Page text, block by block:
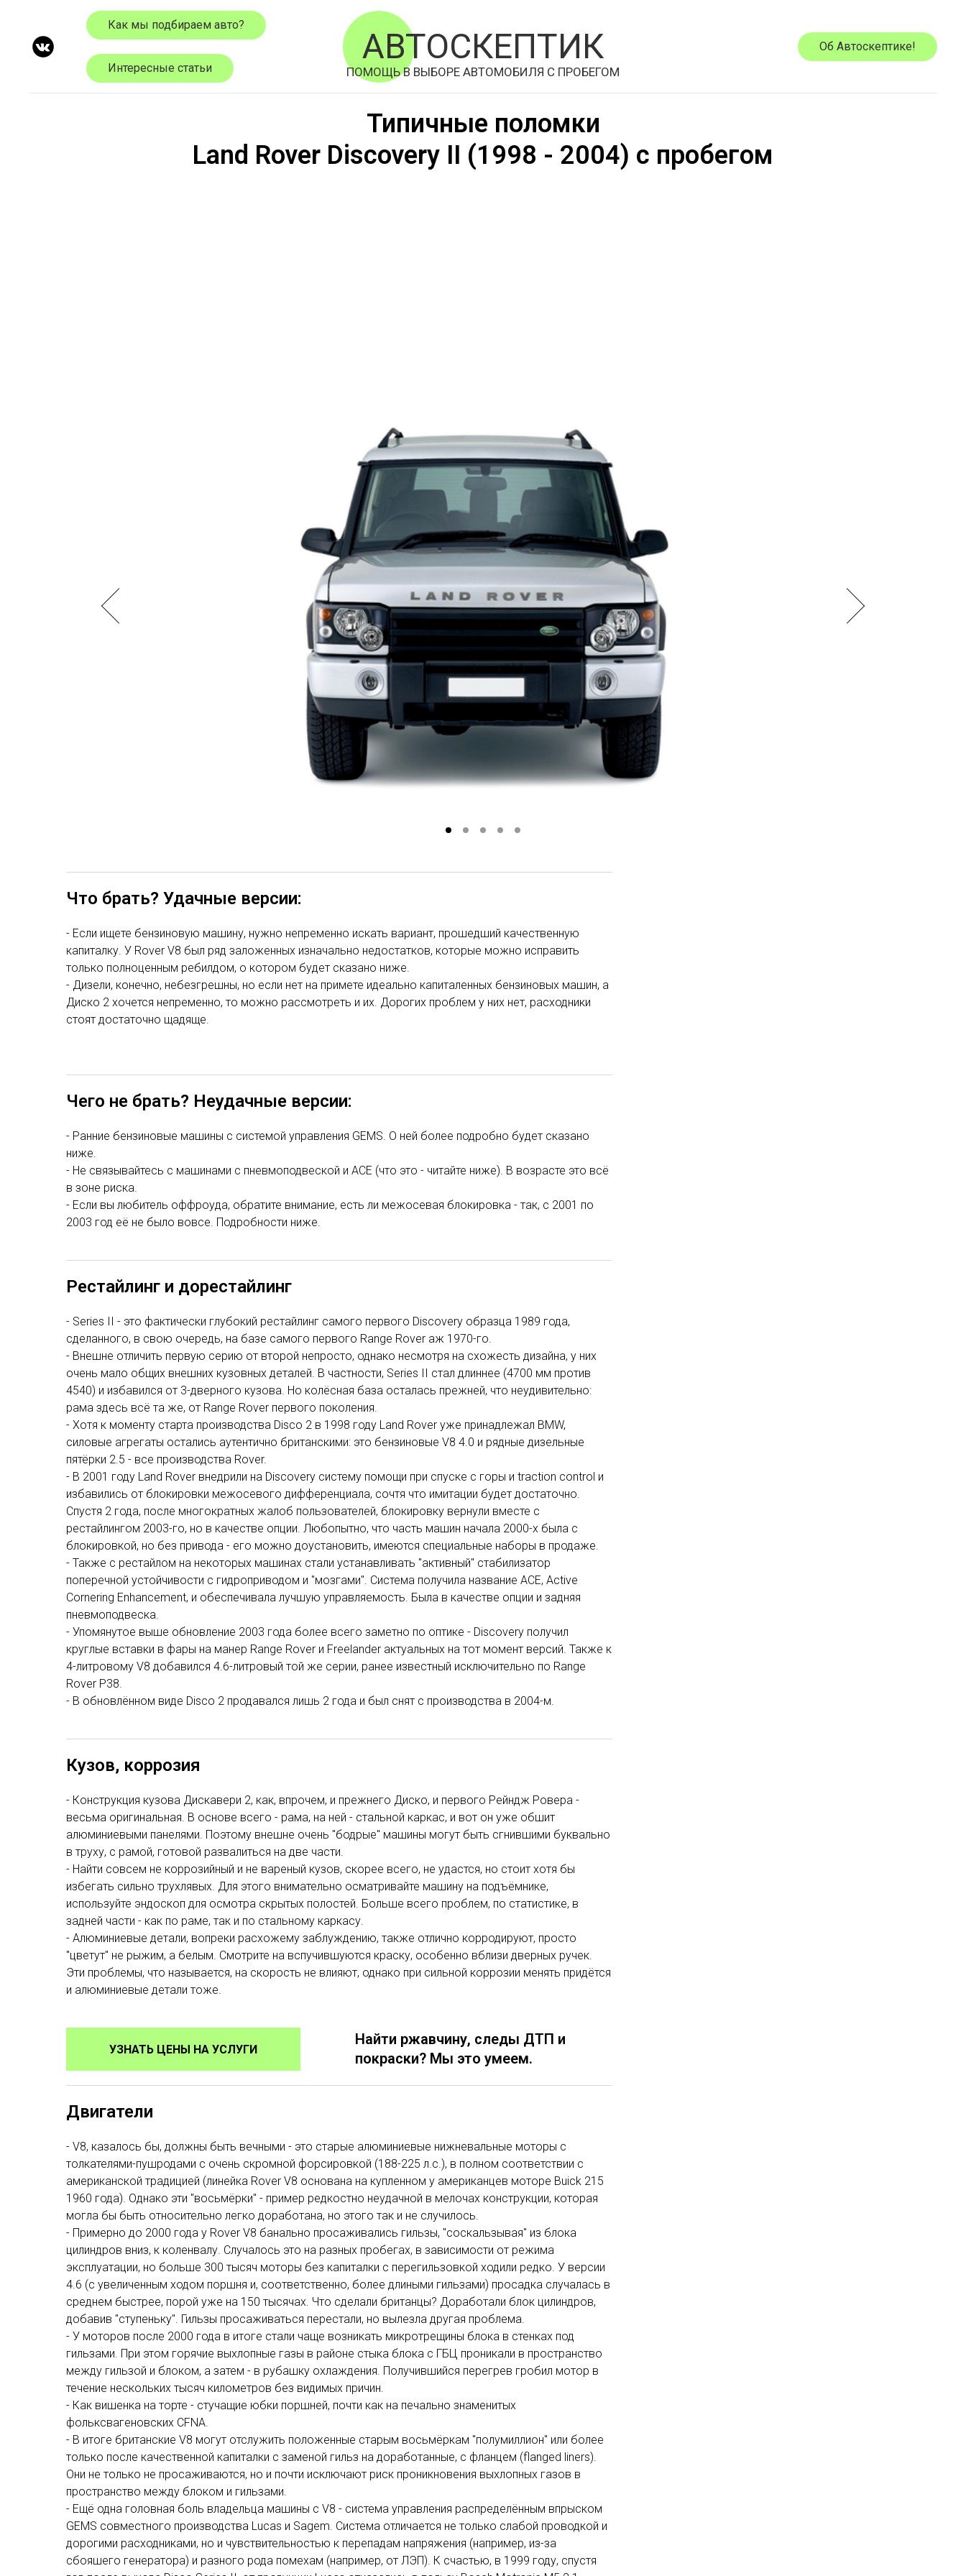
АВТОСКЕПТИК
ПОМОЩЬ В ВЫБОРЕ АВТОМОБИЛЯ С ПРОБЕГОМ
Как мы подбираем авто?
Интересные статьи
Об Автоскептике!
Типичные поломки
Land Rover Discovery II (1998 - 2004) с пробегом
Что брать? Удачные версии:
- Если ищете бензиновую машину, нужно непременно искать вариант, прошедший качественную
капиталку. У Rover V8 был ряд заложенных изначально недостатков, которые можно исправить
только полноценным ребилдом, о котором будет сказано ниже.
- Дизели, конечно, небезгрешны, но если нет на примете идеально капиталенных бензиновых машин, а
Диско 2 хочется непременно, то можно рассмотреть и их. Дорогих проблем у них нет, расходники
стоят достаточно щадяще.
Чего не брать? Неудачные версии:
- Ранние бензиновые машины с системой управления GEMS. О ней более подробно будет сказано
ниже.
- Не связывайтесь с машинами с пневмоподвеской и ACE (что это - читайте ниже). В возрасте это всё
в зоне риска.
- Если вы любитель оффроуда, обратите внимание, есть ли межосевая блокировка - так, с 2001 по
2003 год её не было вовсе. Подробности ниже.
Рестайлинг и дорестайлинг
- Series II - это фактически глубокий рестайлинг самого первого Discovery образца 1989 года,
сделанного, в свою очередь, на базе самого первого Range Rover аж 1970-го.
- Внешне отличить первую серию от второй непросто, однако несмотря на схожесть дизайна, у них
очень мало общих внешних кузовных деталей. В частности, Series II стал длиннее (4700 мм против
4540) и избавился от 3-дверного кузова. Но колёсная база осталась прежней, что неудивительно:
рама здесь всё та же, от Range Rover первого поколения.
- Хотя к моменту старта производства Disco 2 в 1998 году Land Rover уже принадлежал BMW,
силовые агрегаты остались аутентично британскими: это бензиновые V8 4.0 и рядные дизельные
пятёрки 2.5 - все производства Rover.
- В 2001 году Land Rover внедрили на Discovery систему помощи при спуске с горы и traction control и
избавились от блокировки межосевого дифференциала, сочтя что имитации будет достаточно.
Спустя 2 года, после многократных жалоб пользователей, блокировку вернули вместе с
рестайлингом 2003-го, но в качестве опции. Любопытно, что часть машин начала 2000-х была с
блокировкой, но без привода - его можно доустановить, имеются специальные наборы в продаже.
- Также с рестайлом на некоторых машинах стали устанавливать "активный" стабилизатор
поперечной устойчивости с гидроприводом и "мозгами". Система получила название ACE, Active
Cornering Enhancement, и обеспечивала лучшую управляемость. Была в качестве опции и задняя
пневмоподвеска.
- Упомянутое выше обновление 2003 года более всего заметно по оптике - Discovery получил
круглые вставки в фары на манер Range Rover и Freelander актуальных на тот момент версий. Также к
4-литровому V8 добавился 4.6-литровый той же серии, ранее известный исключительно по Range
Rover P38.
- В обновлённом виде Disco 2 продавался лишь 2 года и был снят с производства в 2004-м.
Кузов, коррозия
- Конструкция кузова Дискавери 2, как, впрочем, и прежнего Диско, и первого Рейндж Ровера -
весьма оригинальная. В основе всего - рама, на ней - стальной каркас, и вот он уже обшит
алюминиевыми панелями. Поэтому внешне очень "бодрые" машины могут быть сгнившими буквально
в труху, с рамой, готовой развалиться на две части.
- Найти совсем не коррозийный и не вареный кузов, скорее всего, не удастся, но стоит хотя бы
избегать сильно трухлявых. Для этого внимательно осматривайте машину на подъёмнике,
используйте эндоскоп для осмотра скрытых полостей. Больше всего проблем, по статистике, в
задней части - как по раме, так и по стальному каркасу.
- Алюминиевые детали, вопреки расхожему заблуждению, также отлично корродируют, просто
"цветут" не рыжим, а белым. Смотрите на вспучившуются краску, особенно вблизи дверных ручек.
Эти проблемы, что называется, на скорость не влияют, однако при сильной коррозии менять придётся
и алюминиевые детали тоже.
УЗНАТЬ ЦЕНЫ НА УСЛУГИ
Найти ржавчину, следы ДТП и
покраски? Мы это умеем.
Двигатели
- V8, казалось бы, должны быть вечными - это старые алюминиевые нижневальные моторы с
толкателями-пушродами с очень скромной форсировкой (188-225 л.с.), в полном соответствии с
американской традицией (линейка Rover V8 основана на купленном у американцев моторе Buick 215
1960 года). Однако эти "восьмёрки" - пример редкостно неудачной в мелочах конструкции, которая
могла бы быть относительно легко доработана, но этого так и не случилось.
- Примерно до 2000 года у Rover V8 банально просаживались гильзы, "соскальзывая" из блока
цилиндров вниз, к коленвалу. Случалось это на разных пробегах, в зависимости от режима
эксплуатации, но больше 300 тысяч моторы без капиталки с перегильзовкой ходили редко. У версии
4.6 (с увеличенным ходом поршня и, соответственно, более длиными гильзами) просадка случалась в
среднем быстрее, порой уже на 150 тысячах. Что сделали британцы? Доработали блок цилиндров,
добавив "ступеньку". Гильзы просаживаться перестали, но вылезла другая проблема.
- У моторов после 2000 года в итоге стали чаще возникать микротрещины блока в стенках под
гильзами. При этом горячие выхлопные газы в районе стыка блока с ГБЦ проникали в пространство
между гильзой и блоком, а затем - в рубашку охлаждения. Получившийся перегрев гробил мотор в
течение нескольких тысяч километров без видимых причин.
- Как вишенка на торте - стучащие юбки поршней, почти как на печально знаменитых
фольксвагеновских CFNA.
- В итоге британские V8 могут отслужить положенные старым восьмёркам "полумиллион" или более
только после качественной капиталки с заменой гильз на доработанные, с фланцем (flanged liners).
Они не только не просаживаются, но и почти исключают риск проникновения выхлопных газов в
пространство между блоком и гильзами.
- Ещё одна головная боль владельца машины с V8 - система управления распределённым впрыском
GEMS совместного производства Lucas и Sagem. Система отличается не только слабой проводкой и
дорогими расходниками, но и чувствительностью к перепадам напряжения (например, из-за
сбояшего генератора) и разного рода помехам (например, от ЛЭП). К счастью, в 1999 году, спустя